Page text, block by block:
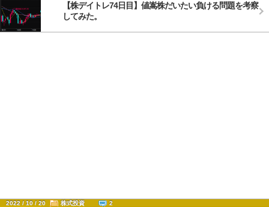
【株デイトレ74日目】値嵩株だいたい負ける問題を考察
してみた。
2022 / 10 / 20 株式投資 2